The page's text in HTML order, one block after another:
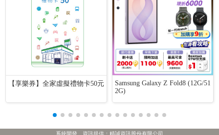
【享樂券】全家虛擬禮物卡50元
Samsung Galaxy Z Fold8 (12G/51
2G)
系統開發、資訊提供：精誠資訊股份有限公司